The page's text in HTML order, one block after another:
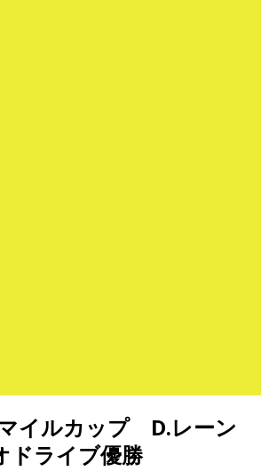
イルカップ D.レーン
ドライブ優勝